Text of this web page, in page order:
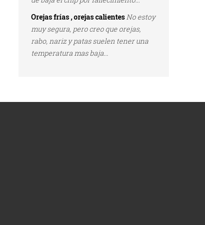
Orejas frías , orejas calientesNo estoy
muy segura, pero creo que orejas,
rabo, nariz y patas suelen tener una
temperatura mas baja...